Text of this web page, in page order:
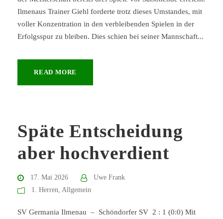
Ilmenaus Trainer Giehl forderte trotz dieses Umstandes, mit
voller Konzentration in den verbleibenden Spielen in der
Erfolgsspur zu bleiben. Dies schien bei seiner Mannschaft...
READ MORE
Späte Entscheidung
aber hochverdient
17. Mai 2026
Uwe Frank
1. Herren, Allgemein
SV Germania Ilmenau – Schöndorfer SV 2 : 1 (0:0) Mit